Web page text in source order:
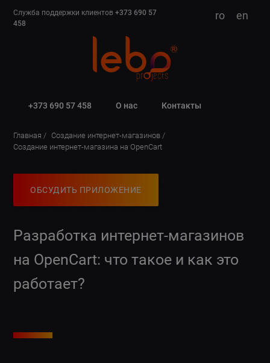
Служба поддержки клиентов+373 690 57
458
ro en
+373 690 57 458 О нас Контакты
Главная
Создание интернет-магазинов
Создание интернет-магазина на OpenCart
ОБСУДИТЬ ПРИЛОЖЕНИЕ
Разработка интернет-магазинов
на OpenCart: что такое и как это
работает?